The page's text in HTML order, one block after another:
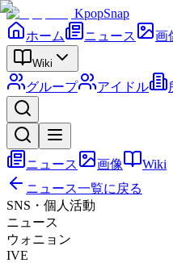
KpopSnap
ホーム
ニュース 画
Wiki
グループ アイドル
ニュース 画像
Wiki
ニュース一覧に戻る
SNS・個人活動
ニュース
ウォニョン
IVE